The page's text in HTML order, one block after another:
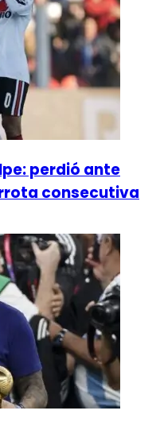
perdió ante
consecutiva